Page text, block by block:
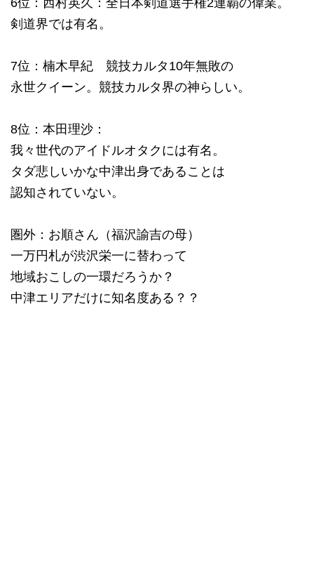
6位：西村英久：全日本剣道選手権2連覇の偉業。
剣道界では有名。
7位：楠木早紀 競技カルタ10年無敗の
永世クイーン。競技カルタ界の神らしい。
8位：本田理沙：
我々世代のアイドルオタクには有名。
タダ悲しいかな中津出身であることは
認知されていない。
圏外：お順さん（福沢諭吉の母）
一万円札が渋沢栄一に替わって
地域おこしの一環だろうか？
中津エリアだけに知名度ある？？